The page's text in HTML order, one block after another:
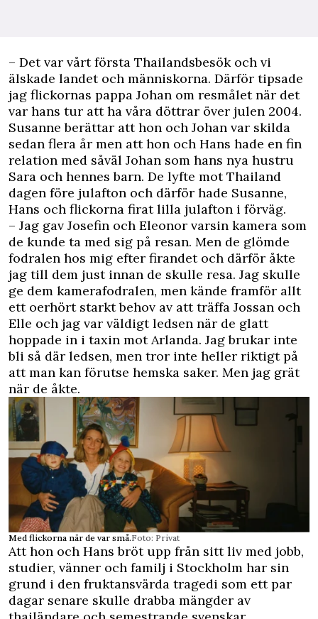
– Det var vårt första Thailandsbesök och vi
älskade landet och människorna. Därför tipsade
jag flickornas pappa Johan om resmålet när det
var hans tur att ha våra döttrar över julen 2004.
Susanne berättar att hon och Johan var skilda
sedan flera år men att hon och Hans hade en fin
relation med såväl Johan som hans nya hustru
Sara och hennes barn. De lyfte mot Thailand
dagen före julafton och därför hade Susanne,
Hans och flickorna firat lilla julafton i förväg.
– Jag gav Josefin och Eleonor varsin kamera som
de kunde ta med sig på resan. Men de glömde
fodralen hos mig efter firandet och därför åkte
jag till dem just innan de skulle resa. Jag skulle
ge dem kamerafodralen, men kände framför allt
ett oerhört starkt behov av att träffa Jossan och
Elle och jag var väldigt ledsen när de glatt
hoppade in i taxin mot Arlanda. Jag brukar inte
bli så där ledsen, men tror inte heller riktigt på
att man kan förutse hemska saker. Men jag grät
när de åkte.
Med flickorna när de var små.Foto: Privat
Att hon och Hans bröt upp från sitt liv med jobb,
studier, vänner och familj i Stockholm har sin
grund i den fruktansvärda tragedi som ett par
dagar senare skulle drabba mängder av